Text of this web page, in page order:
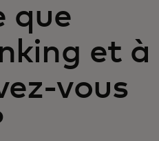
que
et à
vous